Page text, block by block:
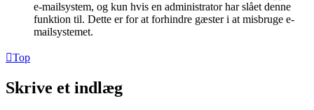
e-mailsystem, og kun hvis en administrator har slået denne
funktion til. Dette er for at forhindre gæster i at misbruge e-
mailsystemet.
Top
Skrive et indlæg